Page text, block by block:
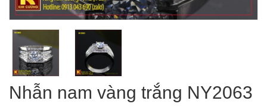
Nhẫn nam vàng trắng NY2063